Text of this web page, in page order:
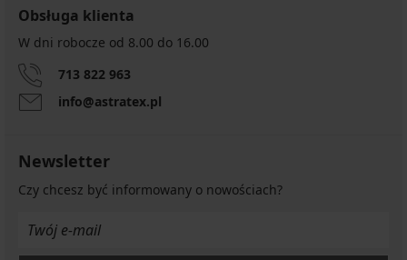
Obsługa klienta
W dni robocze od 8.00 do 16.00
713 822 963
info@astratex.pl
Newsletter
Czy chcesz być informowany o nowościach?